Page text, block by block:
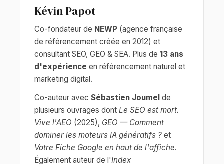
Kévin Papot
Co-fondateur de NEWP (agence française
de référencement créée en 2012) et
consultant SEO, GEO & SEA. Plus de 13 ans
d'expérience en référencement naturel et
marketing digital.
Co-auteur avec Sébastien Joumel de
plusieurs ouvrages dont Le SEO est mort.
Vive l'AEO (2025), GEO — Comment
dominer les moteurs IA génératifs ? et
Votre Fiche Google en haut de l'affiche.
Également auteur de l'Index